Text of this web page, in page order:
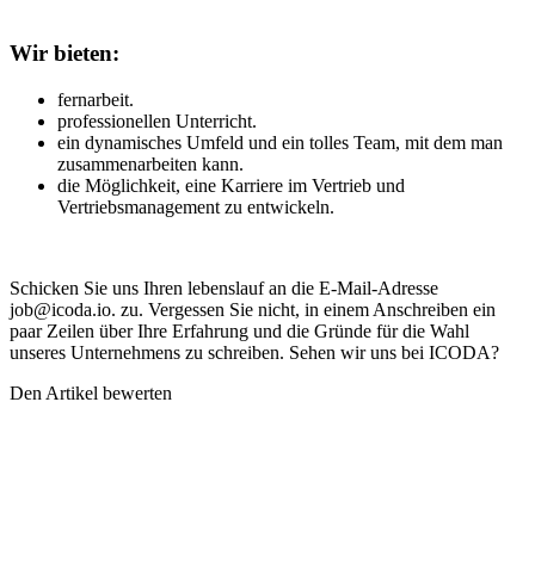
Wir bieten:
fernarbeit.
professionellen Unterricht.
ein dynamisches Umfeld und ein tolles Team, mit dem man
zusammenarbeiten kann.
die Möglichkeit, eine Karriere im Vertrieb und
Vertriebsmanagement zu entwickeln.
Schicken Sie uns Ihren lebenslauf an die E-Mail-Adresse
job@icoda.io. zu. Vergessen Sie nicht, in einem Anschreiben ein
paar Zeilen über Ihre Erfahrung und die Gründe für die Wahl
unseres Unternehmens zu schreiben. Sehen wir uns bei ICODA?
Den Artikel bewerten